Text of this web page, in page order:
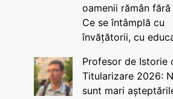
oamenii rămân
Ce se întâmplă cu
învățătorii, cu
Profesor de Istorie
Titularizare 2026:
sunt mari